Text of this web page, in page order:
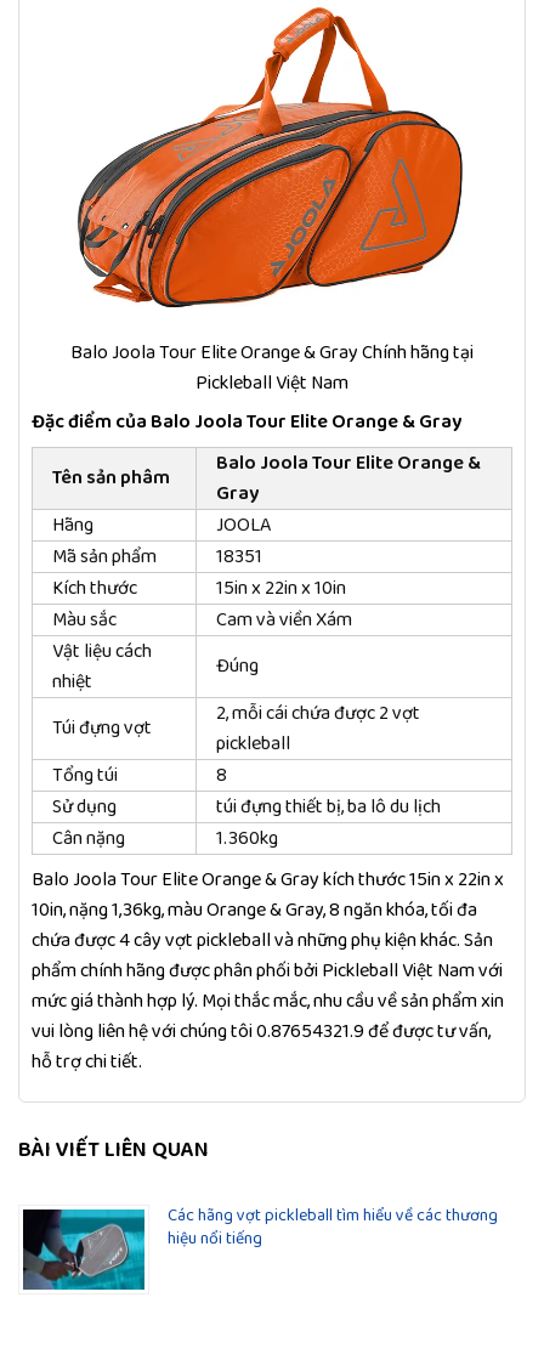
Balo Joola Tour Elite Orange & Gray Chính hãng tại
Pickleball Việt Nam
Đặc điểm của Balo Joola Tour Elite Orange & Gray
Tên sản phâm
Balo Joola Tour Elite Orange &
Gray
Hãng
JOOLA
Mã sản phẩm
18351
Kích thước
15in x 22in x 10in
Màu sắc
Cam và viền Xám
Vật liệu cách
nhiệt
Đúng
Túi đựng vợt
2, mỗi cái chứa được 2 vợt
pickleball
Tổng túi
8
Sử dụng
túi đựng thiết bị, ba lô du lịch
Cân nặng
1.360kg
Balo Joola Tour Elite Orange & Gray kích thước 15in x 22in x
10in, nặng 1,36kg, màu Orange & Gray, 8 ngăn khóa, tối đa
chứa được 4 cây vợt pickleball và những phụ kiện khác. Sản
phẩm chính hãng được phân phối bởi Pickleball Việt Nam với
mức giá thành hợp lý. Mọi thắc mắc, nhu cầu về sản phẩm xin
vui lòng liên hệ với chúng tôi 0.87654321.9 để được tư vấn,
hỗ trợ chi tiết.
BÀI VIẾT LIÊN QUAN
Các hãng vợt pickleball tìm hiểu về các thương
hiệu nổi tiếng